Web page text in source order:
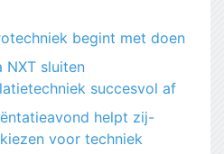
begint met doen
NXT sluiten
succesvol af
helpt zij-
voor techniek